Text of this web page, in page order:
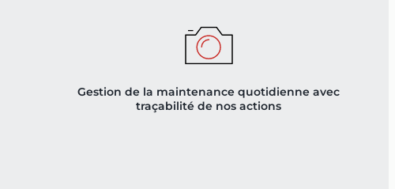
Gestion de la maintenance quotidienne avec
traçabilité de nos actions